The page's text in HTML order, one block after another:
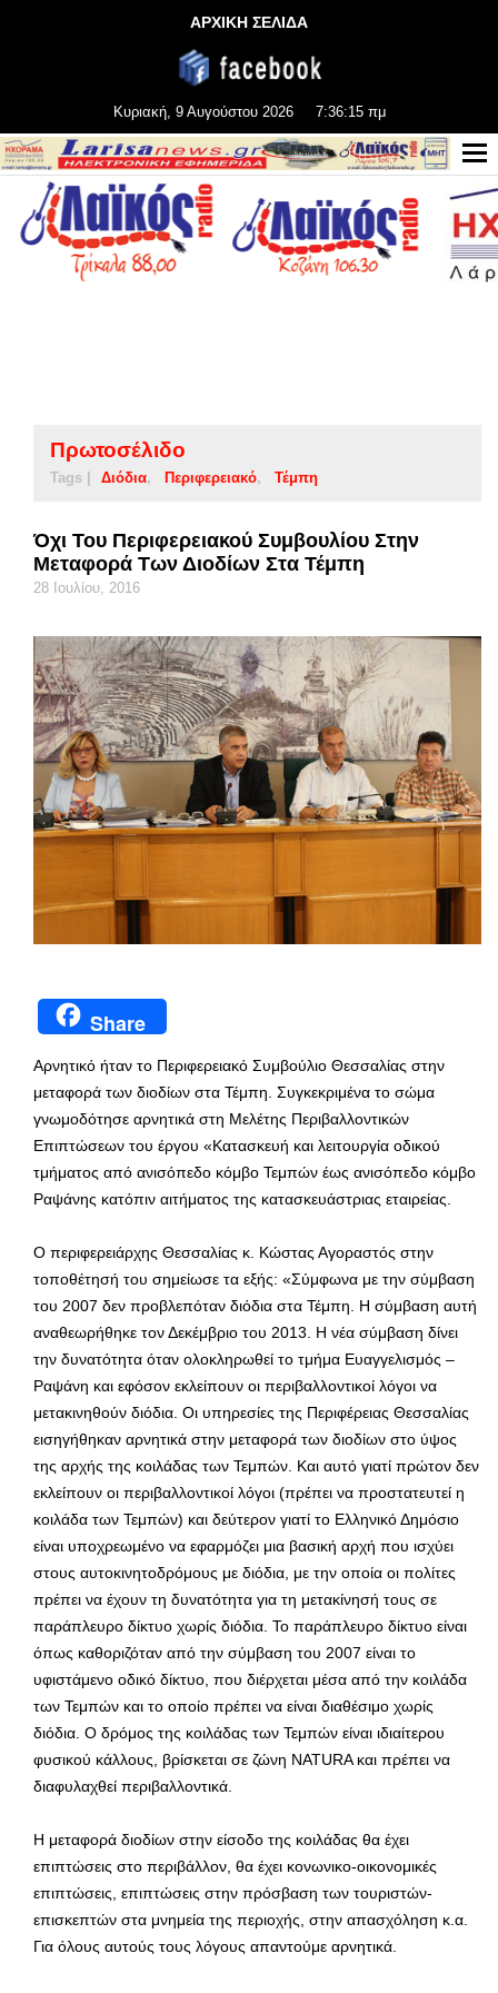
ΑΡΧΙΚΗ ΣΕΛΙΔΑ
Κυριακή, 9 Αυγούστου 2026 7:36:16 πμ
Πρωτοσέλιδο
Tags | Διόδια Περιφερειακό Τέμπη
Όχι Του Περιφερειακού Συμβουλίου Στην
Μεταφορά Των Διοδίων Στα Τέμπη
28 Ιουλίου, 2016
Share
Αρνητικό ήταν το Περιφερειακό Συμβούλιο Θεσσαλίας στην
μεταφορά των διοδίων στα Τέμπη. Συγκεκριμένα το σώμα
γνωμοδότησε αρνητικά στη Μελέτης Περιβαλλοντικών
Επιπτώσεων του έργου «Κατασκευή και λειτουργία οδικού
τμήματος από ανισόπεδο κόμβο Τεμπών έως ανισόπεδο κόμβο
Ραψάνης κατόπιν αιτήματος της κατασκευάστριας εταιρείας.
Ο περιφερειάρχης Θεσσαλίας κ. Κώστας Αγοραστός στην
τοποθέτησή του σημείωσε τα εξής: «Σύμφωνα με την σύμβαση
του 2007 δεν προβλεπόταν διόδια στα Τέμπη. Η σύμβαση αυτή
αναθεωρήθηκε τον Δεκέμβριο του 2013. Η νέα σύμβαση δίνει
την δυνατότητα όταν ολοκληρωθεί το τμήμα Ευαγγελισμός –
Ραψάνη και εφόσον εκλείπουν οι περιβαλλοντικοί λόγοι να
μετακινηθούν διόδια. Οι υπηρεσίες της Περιφέρειας Θεσσαλίας
εισηγήθηκαν αρνητικά στην μεταφορά των διοδίων στο ύψος
της αρχής της κοιλάδας των Τεμπών. Και αυτό γιατί πρώτον δεν
εκλείπουν οι περιβαλλοντικοί λόγοι (πρέπει να προστατευτεί η
κοιλάδα των Τεμπών) και δεύτερον γιατί το Ελληνικό Δημόσιο
είναι υποχρεωμένο να εφαρμόζει μια βασική αρχή που ισχύει
στους αυτοκινητοδρόμους με διόδια, με την οποία οι πολίτες
πρέπει να έχουν τη δυνατότητα για τη μετακίνησή τους σε
παράπλευρο δίκτυο χωρίς διόδια. Το παράπλευρο δίκτυο είναι
όπως καθοριζόταν από την σύμβαση του 2007 είναι το
υφιστάμενο οδικό δίκτυο, που διέρχεται μέσα από την κοιλάδα
των Τεμπών και το οποίο πρέπει να είναι διαθέσιμο χωρίς
διόδια. Ο δρόμος της κοιλάδας των Τεμπών είναι ιδιαίτερου
φυσικού κάλλους, βρίσκεται σε ζώνη NATURA και πρέπει να
διαφυλαχθεί περιβαλλοντικά.
Η μεταφορά διοδίων στην είσοδο της κοιλάδας θα έχει
επιπτώσεις στο περιβάλλον, θα έχει κονωνικο-οικονομικές
επιπτώσεις, επιπτώσεις στην πρόσβαση των τουριστών-
επισκεπτών στα μνημεία της περιοχής, στην απασχόληση κ.α.
Για όλους αυτούς τους λόγους απαντούμε αρνητικά.